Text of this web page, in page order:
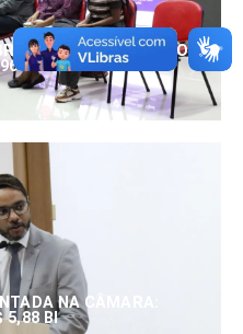
EDUARDO SERRANO,
NA CÂMARA:
5,88 BI